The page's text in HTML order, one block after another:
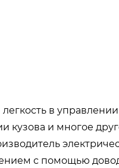
в
кузова и многое
с помощью